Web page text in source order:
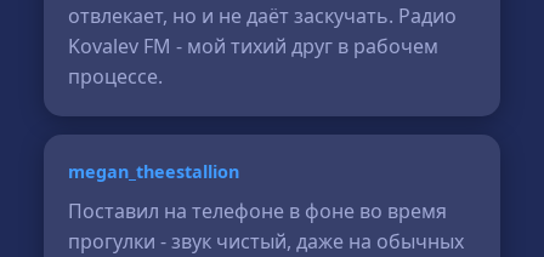
отвлекает, но и не даёт заскучать. Радио
Kovalev FM - мой тихий друг в рабочем
процессе.
megan_theestallion
Поставил на телефоне в фоне во время
прогулки - звук чистый, даже на обычных